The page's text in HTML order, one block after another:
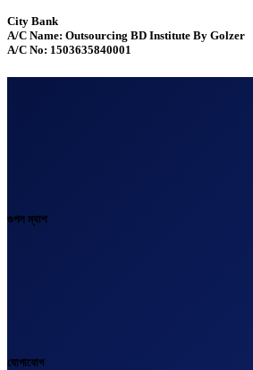
City Bank
A/C Name: Outsourcing BD Institute By Golzer
A/C No: 1503635840001
গুগল ম্যাপ
যোগাযোগ